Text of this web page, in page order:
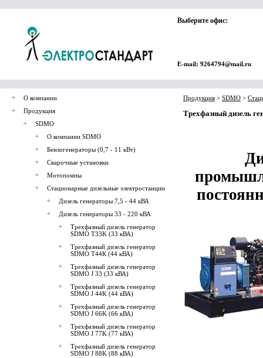
Выберите офис:
E-mail: 9264794@mail.ru
О компании
Продукция
SDMO
О компании SDMO
Бензогенераторы (0,7 - 11 кВт)
Сварочные установки
Мотопомпы
Стационарные дизельные электростанции
Дизель генераторы 7,5 - 44 кВА
Дизель генераторы 33 - 220 кВА
Трехфазный дизель генератор
SDMO T33K (33 кВА)
Трехфазный дизель генератор
SDMO Т44К (44 кВА)
Трехфазный дизель генератор
SDMO J 33 (33 кВА)
Трехфазный дизель генератор
SDMO J 44K (44 кВА)
Трехфазный дизель генератор
SDMO J 66K (66 кВА)
Трехфазный дизель генератор
SDMO J 77K (77 кВА)
Трехфазный дизель генератор
SDMO J 88K (88 кВА)
Продукция > SDMO >
Трехфазный дизель